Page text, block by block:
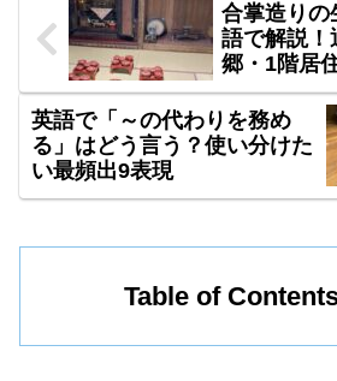
合掌造りの
語で解説！
郷・1階居
D】A級シ
英語で「～の代わりを務め
る」はどう言う？使い分けた
い最頻出9表現
Table of